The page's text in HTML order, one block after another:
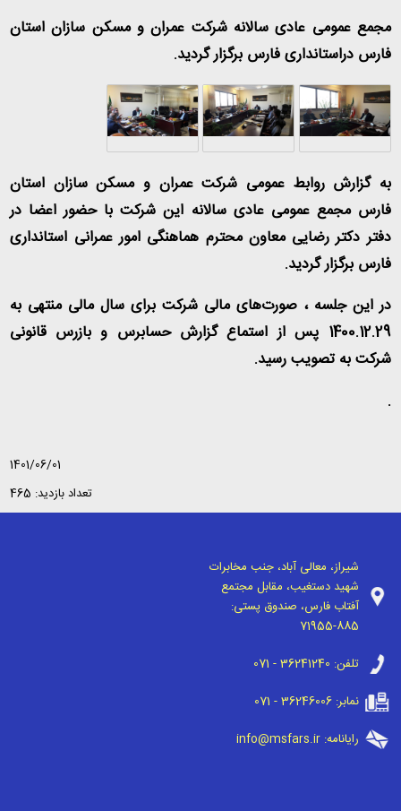
مجمع عمومی عادی سالانه شرکت عمران و مسکن سازان استان
فارس دراستانداری فارس برگزار گردید.
به گزارش روابط عمومی شرکت عمران و مسکن سازان استان
فارس مجمع عمومی عادی سالانه این شرکت با حضور اعضا در
دفتر دکتر رضایی معاون محترم هماهنگی امور عمرانی استانداری
فارس برگزار گردید.
در این جلسه ، صورت‌های مالی شرکت برای سال مالی منتهی به
1400.12.29 پس از استماع گزارش حسابرس و بازرس قانونی
شرکت به تصویب رسید.
.
1401/06/01
تعداد بازدید: 465
شیراز، معالی آباد، جنب مخابرات
شهید دستغیب، مقابل مجتمع
آفتاب فارس، صندوق پستی:
71955-885
تلفن: 071 - 36241240
نمابر:071 - 36246006
رایانامه:info@msfars.ir